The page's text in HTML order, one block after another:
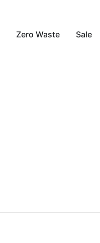
Zero Waste Sale